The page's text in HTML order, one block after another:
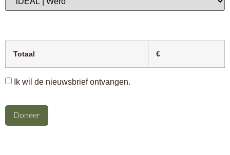
Totaal €
Ik wil de nieuwsbrief ontvangen.
Doneer